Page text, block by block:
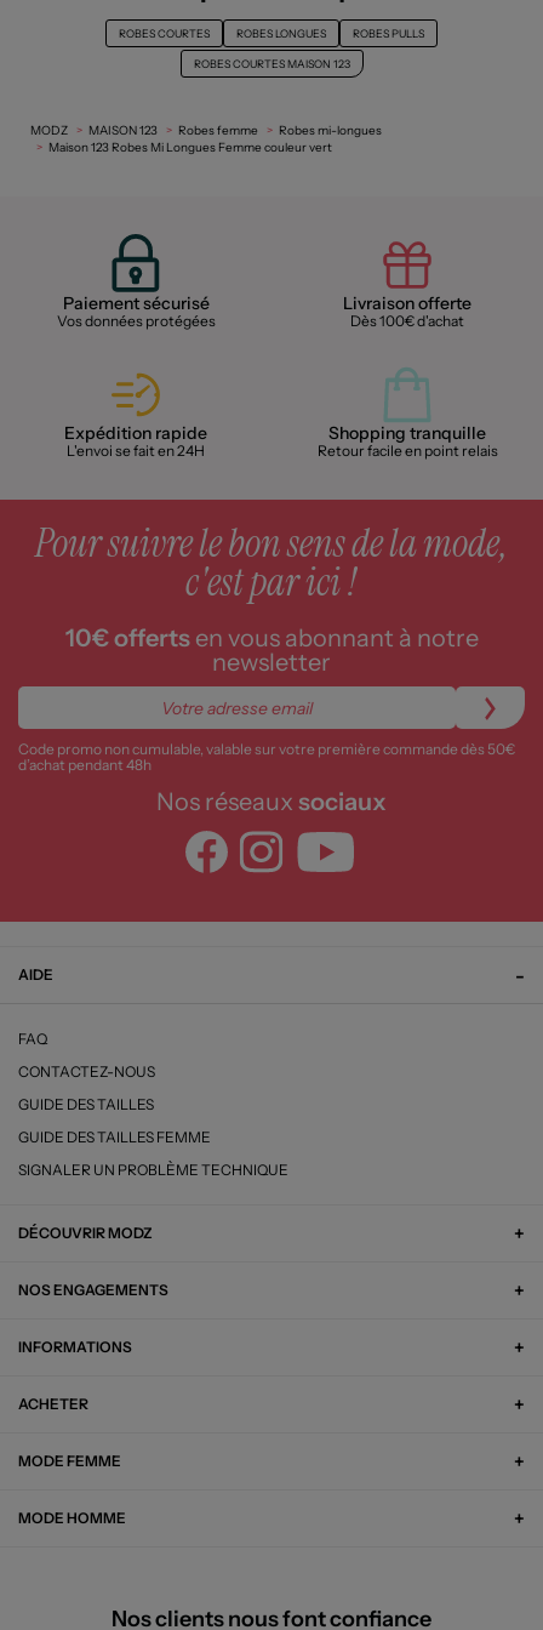
ROBES COURTES ROBES LONGUES ROBES PULLS
ROBES COURTES MAISON 123
MODZ MAISON 123 Robes femme
Robes mi-longues
Maison 123 Robes Mi Longues Femme couleur vert
Paiement sécurisé
Vos données protégées
Livraison offerte
Dès 100€ d'achat
Expédition rapide
L'envoi se fait en 24H
Shopping tranquille
Retour facile en point relais
Pour suivre le bon sens de la mode,
c'est par ici !
10€ offertsen vous abonnant à notre
newsletter
Code promo non cumulable, valable sur votre première commande dès 50€
d’achat pendant 48h
Nos réseaux sociaux
AIDE
FAQ
CONTACTEZ-NOUS
GUIDE DES TAILLES
GUIDE DES TAILLES FEMME
SIGNALER UN PROBLÈME TECHNIQUE
DÉCOUVRIR MODZ
NOS ENGAGEMENTS
INFORMATIONS
ACHETER
MODE FEMME
MODE HOMME
Nos clients nous font confiance